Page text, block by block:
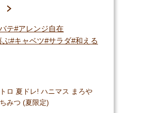
テ アレンジ自在
ぶ キャベツ サラダ 和える
ロ 夏ドレ! ハニマス まろや
みつ (夏限定)